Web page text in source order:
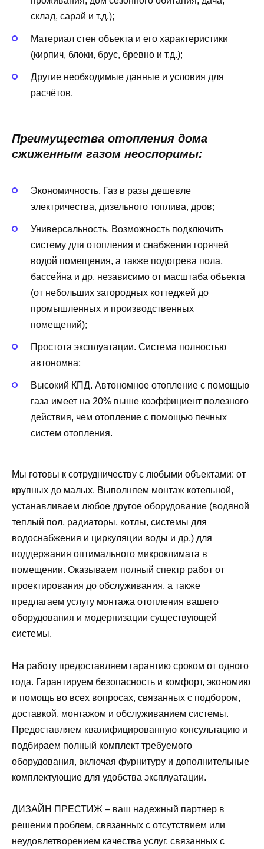
склад, сарай и т.д.);
Материал стен объекта и его характеристики
(кирпич, блоки, брус, бревно и т.д.);
Другие необходимые данные и условия для
расчётов.
Преимущества отопления дома
сжиженным газом неоспоримы:
Экономичность. Газ в разы дешевле
электричества, дизельного топлива, дров;
Универсальность. Возможность подключить
систему для отопления и снабжения горячей
водой помещения, а также подогрева пола,
бассейна и др. независимо от масштаба объекта
(от небольших загородных коттеджей до
промышленных и производственных
помещений);
Простота эксплуатации. Система полностью
автономна;
Высокий КПД. Автономное отопление с помощью
газа имеет на 20% выше коэффициент полезного
действия, чем отопление с помощью печных
систем отопления.
Мы готовы к сотрудничеству с любыми объектами: от
крупных до малых. Выполняем монтаж котельной,
устанавливаем любое другое оборудование (водяной
теплый пол, радиаторы, котлы, системы для
водоснабжения и циркуляции воды и др.) для
поддержания оптимального микроклимата в
помещении. Оказываем полный спектр работ от
проектирования до обслуживания, а также
предлагаем услугу монтажа отопления вашего
оборудования и модернизации существующей
системы.
На работу предоставляем гарантию сроком от одного
года. Гарантируем безопасность и комфорт, экономию
и помощь во всех вопросах, связанных с подбором,
доставкой, монтажом и обслуживанием системы.
Предоставляем квалифицированную консультацию и
подбираем полный комплект требуемого
оборудования, включая фурнитуру и дополнительные
комплектующие для удобства эксплуатации.
ДИЗАЙН ПРЕСТИЖ – ваш надежный партнер в
решении проблем, связанных с отсутствием или
неудовлетворением качества услуг, связанных с